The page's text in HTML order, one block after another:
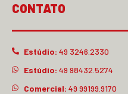
CONTATO
Estúdio: 49 3246.2330
Estúdio: 49 98432.5274
Comercial: 49 99199.9170